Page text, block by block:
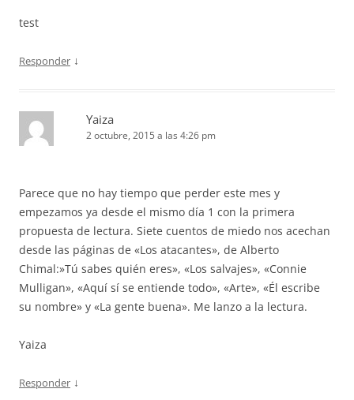
test
Responder ↓
Yaiza
2 octubre, 2015 a las 4:26 pm
Parece que no hay tiempo que perder este mes y
empezamos ya desde el mismo día 1 con la primera
propuesta de lectura. Siete cuentos de miedo nos acechan
desde las páginas de «Los atacantes», de Alberto
Chimal:»Tú sabes quién eres», «Los salvajes», «Connie
Mulligan», «Aquí sí se entiende todo», «Arte», «Él escribe
su nombre» y «La gente buena». Me lanzo a la lectura.
Yaiza
Responder ↓